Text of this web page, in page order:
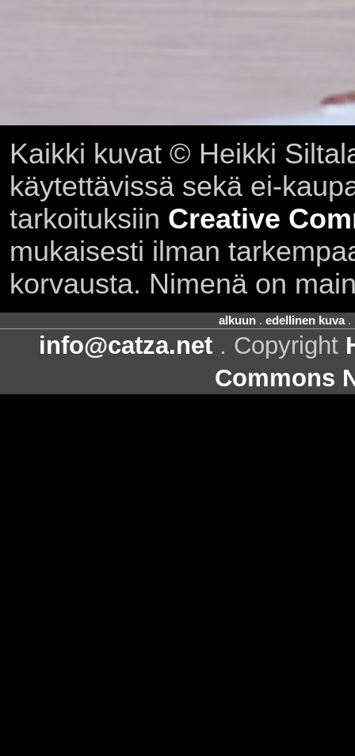
Kaikki kuvat © Heikki
käytettävissä sekä ei-
tarkoituksiin Creative
mukaisesti ilman
korvausta. Nimenä on
alkuun. edellinen kuva.
info@catza.net . Copyright
Commons